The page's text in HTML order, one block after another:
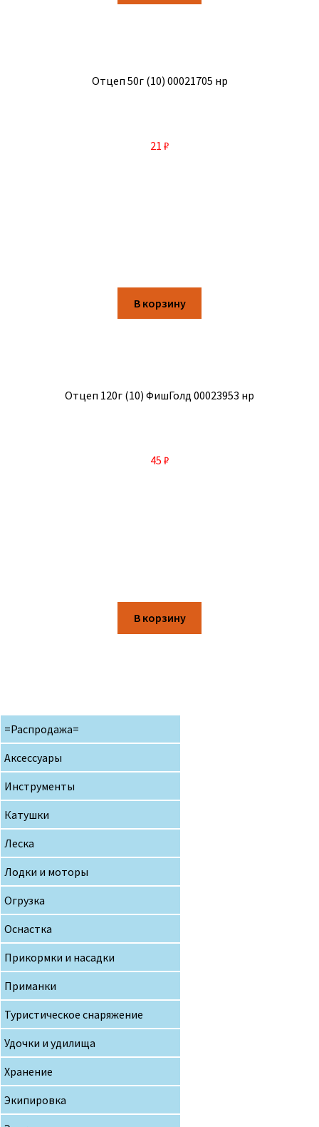
Отцеп 50г (10) 00021705 нр
21 ₽
В корзину
Отцеп 120г (10) ФишГолд 00023953 нр
45 ₽
В корзину
=Распродажа=
Аксессуары
Инструменты
Катушки
Леска
Лодки и моторы
Огрузка
Оснастка
Прикормки и насадки
Приманки
Туристическое снаряжение
Удочки и удилища
Хранение
Экипировка